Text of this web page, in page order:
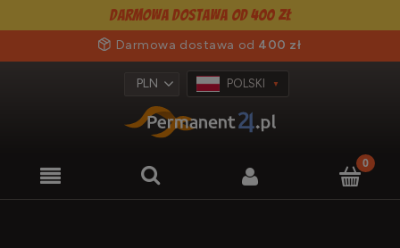
Darmowa dostawa od 400 zł
Darmowa dostawa od 400 zł
POLSKI